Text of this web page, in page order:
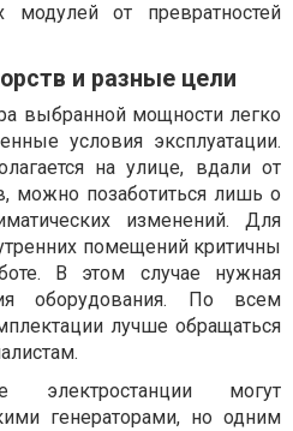
модулей от превратностей
и разные цели
выбранной мощности легко
условия эксплуатации.
на улице, вдали от
можно позаботиться лишь о
изменений. Для
помещений критичны
В этом случае нужная
оборудования. По всем
лучше обращаться
электростанции могут
генераторами, но одним